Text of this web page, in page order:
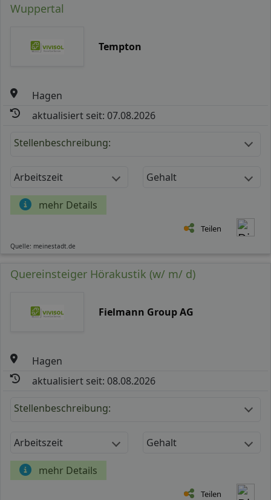
Wuppertal
Tempton
Hagen
aktualisiert seit: 07.08.2026
Stellenbeschreibung:
Arbeitszeit Gehalt
mehr Details
Teilen
Quelle: meinestadt.de
Quereinsteiger Hörakustik (w/ m/ d)
Fielmann Group AG
Hagen
aktualisiert seit: 08.08.2026
Stellenbeschreibung:
Arbeitszeit Gehalt
mehr Details
Teilen